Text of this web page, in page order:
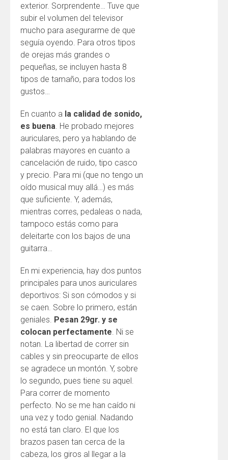
exterior. Sorprendente… Tuve que
subir el volumen del televisor
mucho para asegurarme de que
seguía oyendo. Para otros tipos
de orejas más grandes o
pequeñas, se incluyen hasta 8
tipos de tamaño, para todos los
gustos…
En cuanto a la calidad de sonido,
es buena. He probado mejores
auriculares, pero ya hablando de
palabras mayores en cuanto a
cancelación de ruido, tipo casco
y precio. Para mi (que no tengo un
oído musical muy allá…) es más
que suficiente. Y, además,
mientras corres, pedaleas o nada,
tampoco estás como para
deleitarte con los bajos de una
guitarra…
En mi experiencia, hay dos puntos
principales para unos auriculares
deportivos: Si son cómodos y si
se caen. Sobre lo primero, están
geniales. Pesan 29gr. y se
colocan perfectamente. Ni se
notan. La libertad de correr sin
cables y sin preocuparte de ellos
se agradece un montón. Y, sobre
lo segundo, pues tiene su aquel.
Para correr de momento
perfecto. No se me han caído ni
una vez y todo genial. Nadando
no está tan claro. El que los
brazos pasen tan cerca de la
cabeza, los giros al llegar a la